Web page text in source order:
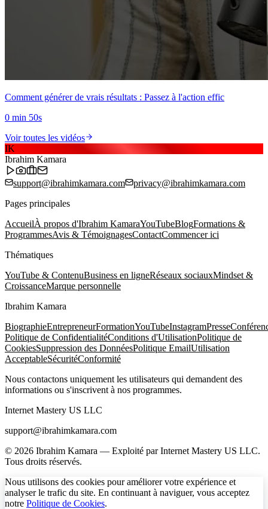
Comment générer de vrais résultats : Passez à l'action effic
0 min 50s
Voir toutes les vidéos
IK
Ibrahim Kamara
support@ibrahimkamara.com
privacy@ibrahimkamara.com
Pages principales
AccueilÀ propos d'Ibrahim KamaraYouTubeBlogFormations &
ProgrammesAvis & TémoignagesContactCommencer ici
Thématiques
YouTube & ContenuBusiness en ligneRéseaux sociauxMindset &
CroissanceMarque personnelle
Ibrahim Kamara
BiographieEntrepreneurFormationYouTubeInstagramPresse
Politique de ConfidentialitéConditions d'UtilisationPolitique de
CookiesSuppression des DonnéesPolitique EmailUtilisation
AcceptableSécuritéConformité
Nous contactons uniquement les utilisateurs qui demandent des
informations ou s'inscrivent à nos programmes.
Internet Mastery US LLC
support@ibrahimkamara.com
© 2026 Ibrahim Kamara — Exploité par Internet Mastery US LLC.
Tous droits réservés.
Nous utilisons des cookies pour améliorer votre expérience et
analyser le trafic du site. En continuant à naviguer, vous acceptez
notre Politique de Cookies.